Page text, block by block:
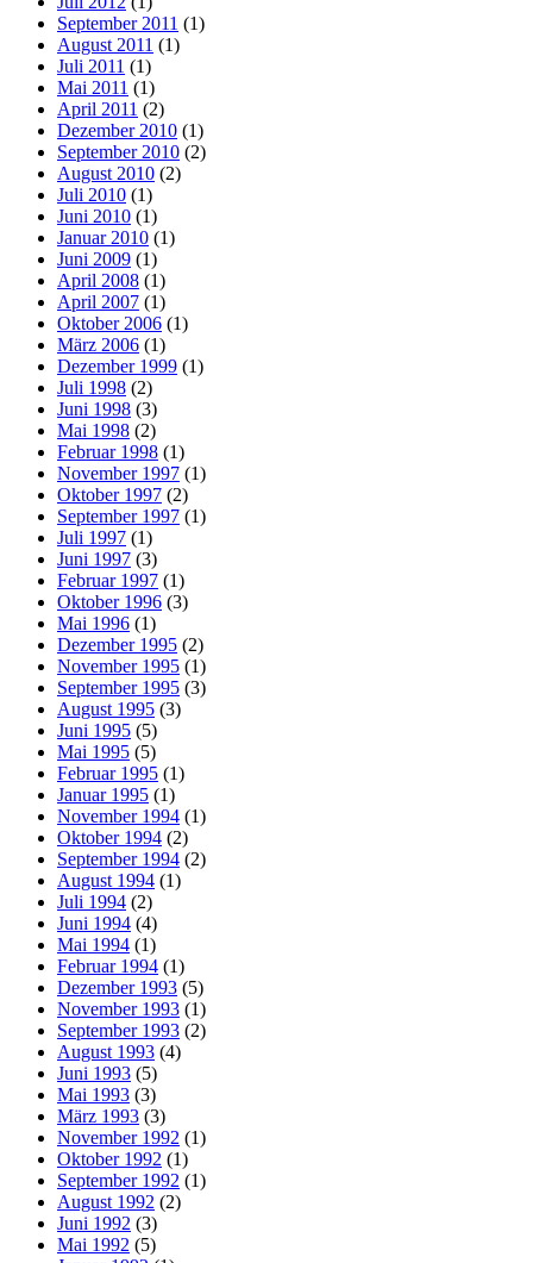
September 2011 (1)
August 2011 (1)
Juli 2011 (1)
Mai 2011 (1)
April 2011 (2)
Dezember 2010 (1)
September 2010 (2)
August 2010 (2)
Juli 2010 (1)
Juni 2010 (1)
Januar 2010 (1)
Juni 2009 (1)
April 2008 (1)
April 2007 (1)
Oktober 2006 (1)
März 2006 (1)
Dezember 1999 (1)
Juli 1998 (2)
Juni 1998 (3)
Mai 1998 (2)
Februar 1998 (1)
November 1997 (1)
Oktober 1997 (2)
September 1997 (1)
Juli 1997 (1)
Juni 1997 (3)
Februar 1997 (1)
Oktober 1996 (3)
Mai 1996 (1)
Dezember 1995 (2)
November 1995 (1)
September 1995 (3)
August 1995 (3)
Juni 1995 (5)
Mai 1995 (5)
Februar 1995 (1)
Januar 1995 (1)
November 1994 (1)
Oktober 1994 (2)
September 1994 (2)
August 1994 (1)
Juli 1994 (2)
Juni 1994 (4)
Mai 1994 (1)
Februar 1994 (1)
Dezember 1993 (5)
November 1993 (1)
September 1993 (2)
August 1993 (4)
Juni 1993 (5)
Mai 1993 (3)
März 1993 (3)
November 1992 (1)
Oktober 1992 (1)
September 1992 (1)
August 1992 (2)
Juni 1992 (3)
Mai 1992 (5)